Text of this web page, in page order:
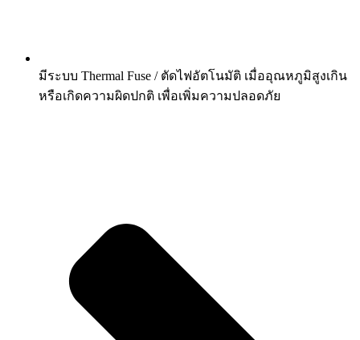
มีระบบ Thermal Fuse / ตัดไฟอัตโนมัติ เมื่ออุณหภูมิสูงเกิน
หรือเกิดความผิดปกติ เพื่อเพิ่มความปลอดภัย